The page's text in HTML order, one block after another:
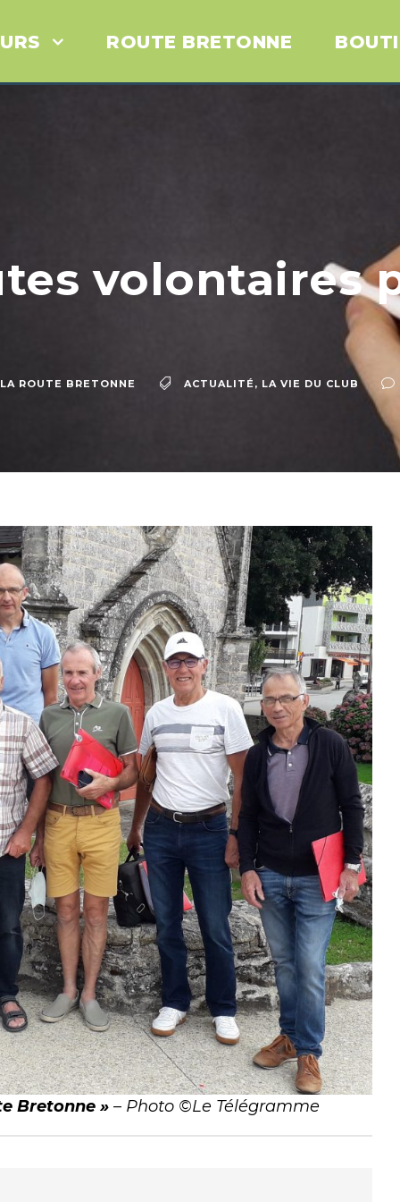
ROUTE BRETONNE
volontaires
LA ROUTE BRETONNE ACTUALITÉ , LA VIE DU CLUB
Bretonne »– Photo ©Le Télégramme